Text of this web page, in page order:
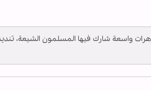
واسعة شارك فيها المسلمون الشيعة،